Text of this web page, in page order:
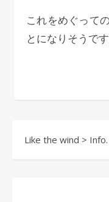
これをめぐって
とになりそうで
Like the wind > Info.